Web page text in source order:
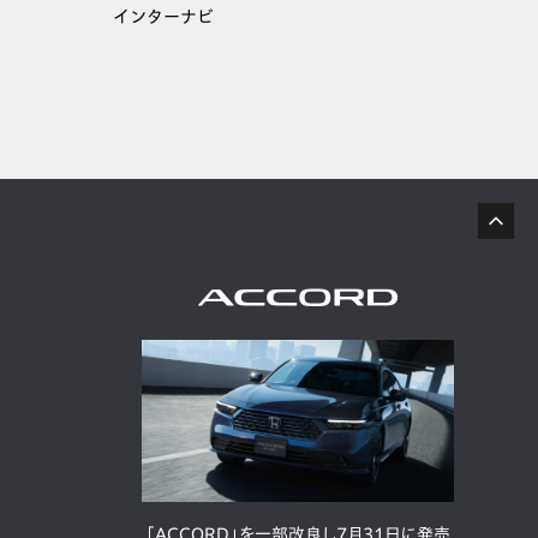
インターナビ
「ACCORD」を一部改良し7月31日に発売